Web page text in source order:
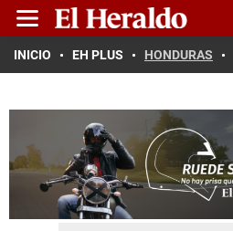
INICIO EH PLUS HONDURAS